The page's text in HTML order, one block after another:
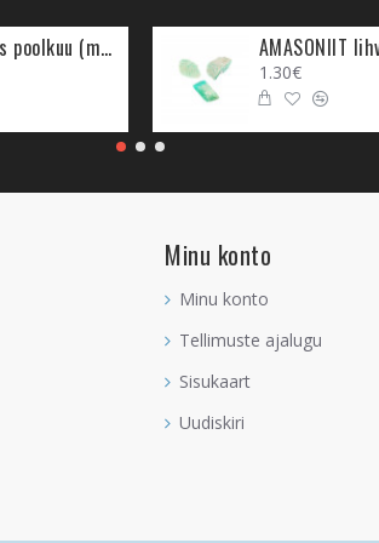
aitab kõige paremini olla edukas
soovid enda mentaalset võimekust
aitab loogiliselt mõtlema panna, kuid mitte
mis on õige, ja analüüsida kõiki erinevaid
aitab see paremini aru saada lisaks
näha, et klaas on pigem pooleldi täis mitte
ja kõik on muudetav.
see on sündides ja saatuse poolt kaasa
ja oskus energiaid lugeda, mis ei ole
nendele teemadele, mis on sinu
AMASONIIT ripats poolkuu (metall) AMASONIIT
1.30€
Minu konto
Minu konto
Tellimuste ajalugu
Sisukaart
Uudiskiri